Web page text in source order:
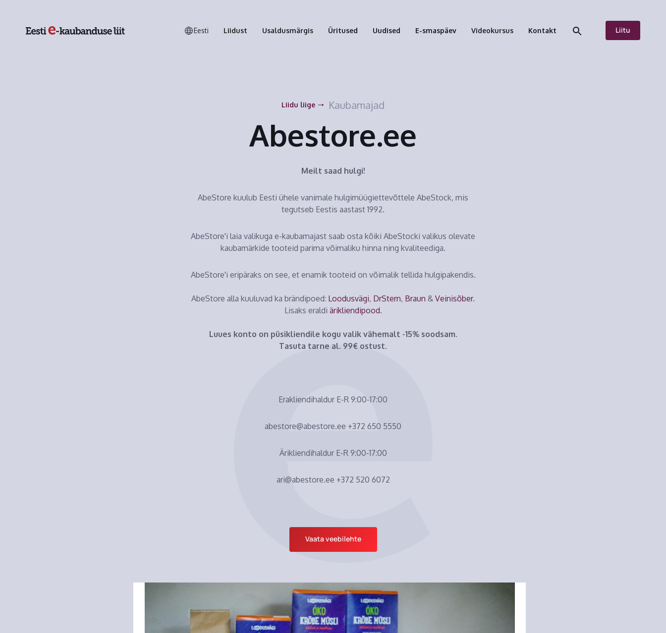
Eesti Liidust Usaldusmärgis Üritused Uudised E-smaspäev Videokursus Kontakt Liitu
Liidu liige Kaubamajad
Abestore.ee
Meilt saad hulgi!
AbeStore kuulub Eesti ühele vanimale hulgimüügiettevõttele AbeStock, mis
tegutseb Eestis aastast 1992.
AbeStore'i laia valikuga e-kaubamajast saab osta kõiki AbeStocki valikus olevate
kaubamärkide tooteid parima võimaliku hinna ning kvaliteediga.
AbeStore'i eripäraks on see, et enamik tooteid on võimalik tellida hulgipakendis.
AbeStore alla kuuluvad ka brändipoed: Loodusvägi, DrStern, Braun & Veinisõber.
Lisaks eraldi ärikliendipood.
Luues konto on püsikliendile kogu valik vähemalt -15% soodsam.
Tasuta tarne al. 99€ ostust.
Erakliendihaldur E-R 9:00-17:00
abestore@abestore.ee +372 650 5550
Ärikliendihaldur E-R 9:00-17:00
ari@abestore.ee +372 520 6072
Vaata veebilehte